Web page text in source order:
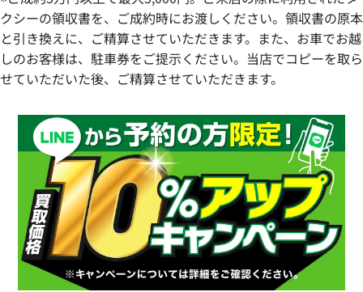
クシーの領収書を、ご成約時にお渡しください。領収書の原本
と引き換えに、ご精算させていただきます。また、お車でお越
しのお客様は、駐車券をご提示ください。当店でコピーを取ら
せていただいた後、ご精算させていただきます。